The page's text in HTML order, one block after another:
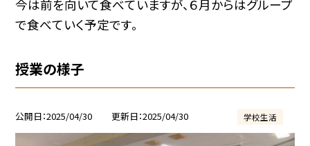
今は前を向いて食べていますが、６月からはグループ
で食べていく予定です。
授業の様子
公開日 2025/04/30 更新日 2025/04/30 学校生活